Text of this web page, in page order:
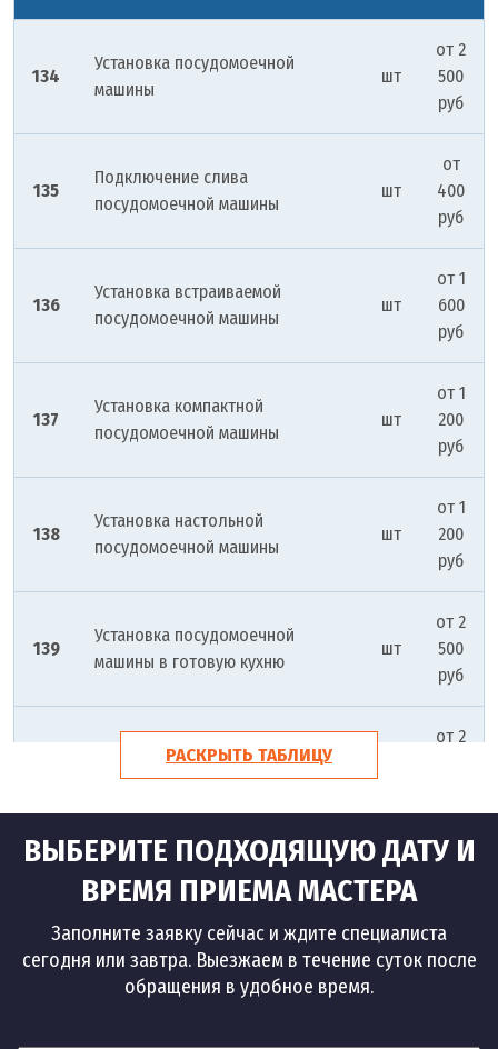
134
Установка посудомоечной
машины
шт
от 2
500
руб
135
Подключение слива
посудомоечной машины
шт
от
400
руб
136
Установка встраиваемой
посудомоечной машины
шт
от 1
600
руб
137
Установка компактной
посудомоечной машины
шт
от 1
200
руб
138
Установка настольной
посудомоечной машины
шт
от 1
200
руб
139
Установка посудомоечной
машины в готовую кухню
шт
от 2
500
руб
Установка посудомоечной
машины gorenje
от 2
Установка посудомоечной
машины siemens
шт
от 2
Установка посудомоечной
машины ariston
от 2
РАСКРЫТЬ ТАБЛИЦУ
ВЫБЕРИТЕ ПОДХОДЯЩУЮ ДАТУ И
ВРЕМЯ ПРИЕМА МАСТЕРА
Заполните заявку сейчас и ждите специалиста
сегодня или завтра. Выезжаем в течение суток после
обращения в удобное время.